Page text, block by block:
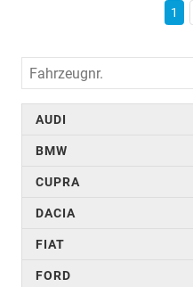
1
Fahrzeugnr.
AUDI
BMW
CUPRA
DACIA
FIAT
FORD